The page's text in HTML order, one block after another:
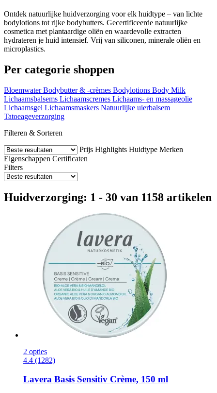
Ontdek natuurlijke huidverzorging voor elk huidtype – van lichte
bodylotions tot rijke bodybutters. Gecertificeerde natuurlijke
cosmetica met plantaardige oliën en waardevolle extracten
hydrateren je huid intensief. Vrij van siliconen, minerale oliën en
microplastics.
Per categorie shoppen
Bloemwater Bodybutter & -crèmes Bodylotions Body Milk
Lichaamsbalsems Lichaamscremes Lichaams- en massageolie
Lichaamsgel Lichaamsmaskers Natuurlijke uierbalsem
Tatoeageverzorging
Filteren & Sorteren
Prijs Highlights Huidtype Merken
Eigenschappen Certificaten
Filters
Huidverzorging: 1 - 30 van 1158 artikelen
2 opties
4.4 (1282)
Lavera Basis Sensitiv Crème, 150 ml